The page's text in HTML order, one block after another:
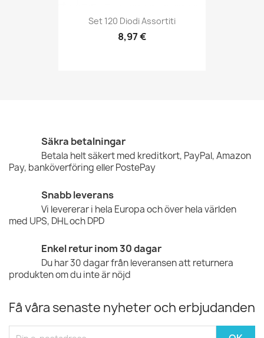
Set 120 Diodi Assortiti
8,97 €
Säkra betalningar
Betala helt säkert med kreditkort, PayPal, Amazon
Pay, banköverföring eller PostePay
Snabb leverans
Vi levererar i hela Europa och över hela världen
med UPS, DHL och DPD
Enkel retur inom 30 dagar
Du har 30 dagar från leveransen att returnera
produkten om du inte är nöjd
Få våra senaste nyheter och erbjudanden